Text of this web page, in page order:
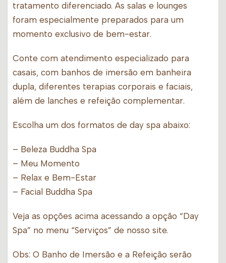
tratamento diferenciado. As salas e lounges
foram especialmente preparados para um
momento exclusivo de bem-estar.
Conte com atendimento especializado para
casais, com banhos de imersão em banheira
dupla, diferentes terapias corporais e faciais,
além de lanches e refeição complementar.
Escolha um dos formatos de day spa abaixo:
– Beleza Buddha Spa
– Meu Momento
– Relax e Bem-Estar
– Facial Buddha Spa
Veja as opções acima acessando a opção “Day
Spa” no menu “Serviços” de nosso site.
Obs: O Banho de Imersão e a Refeição serão